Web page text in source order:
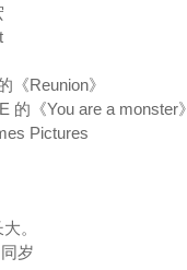
《Reunion》
的《You are a monster》
Pictures
。
岁